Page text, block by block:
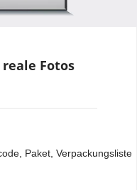
reale Fotos
Paket, Verpackungsliste